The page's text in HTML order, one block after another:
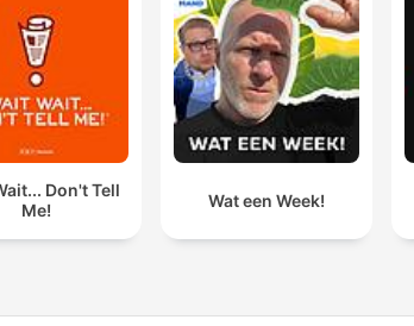
Don't Tell
Me!
Wat een Week!